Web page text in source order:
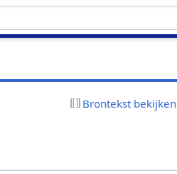
Brontekst bekijken